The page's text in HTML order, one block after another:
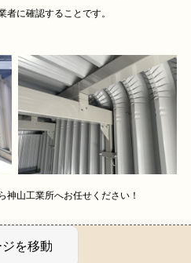
に確認することです。
神山工業所へお任せください！